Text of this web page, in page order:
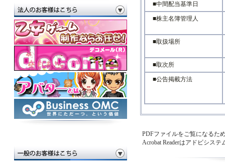
■中間配当基準日
■株主名簿管理人
■取扱場所
■取次所
■公告掲載方法
PDFファイルをご覧になるた
Acrobat Readerはアドビシス